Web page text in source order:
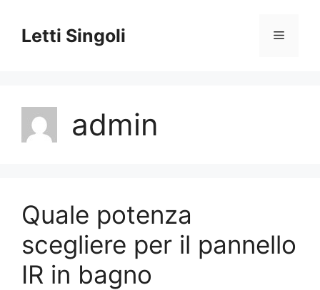
contenuto
Letti Singoli Menu
admin
Quale potenza
scegliere per il pannello
IR in bagno